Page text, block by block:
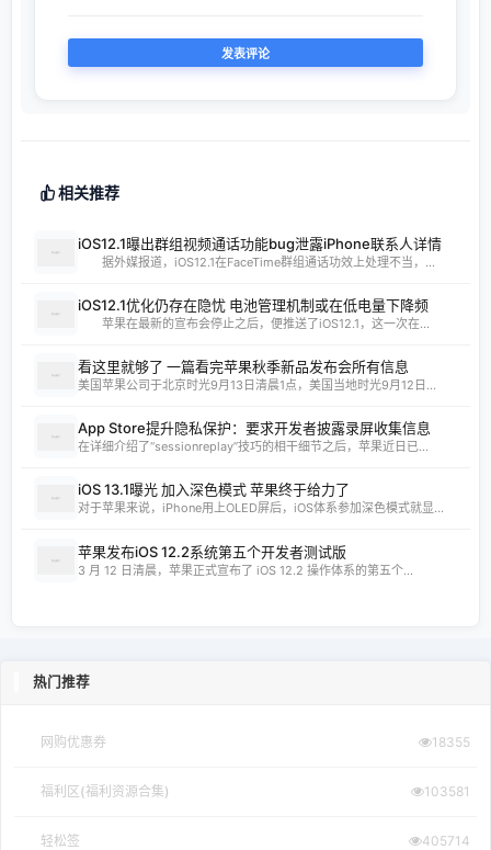
相关推荐
iOS12.1曝出群组视频通话功能bug泄露iPhone联系人详情
据外媒报道，iOS12.1在FaceTime群组通话功效上处理不当，...
iOS12.1优化仍存在隐忧 电池管理机制或在低电量下降频
苹果在最新的宣布会停止之后，便推送了iOS12.1，这一次在...
看这里就够了 一篇看完苹果秋季新品发布会所有信息
美国苹果公司于北京时光9月13日清晨1点，美国当地时光9月12日...
App Store提升隐私保护：要求开发者披露录屏收集信息
在详细介绍了“sessionreplay”技巧的相干细节之后，苹果近日已...
iOS 13.1曝光 加入深色模式 苹果终于给力了
对于苹果来说，iPhone用上OLED屏后，iOS体系参加深色模式就显...
苹果发布iOS 12.2系统第五个开发者测试版
3 月 12 日清晨，苹果正式宣布了 iOS 12.2 操作体系的第五个...
热门推荐
网购优惠券 18355
福利区(福利资源合集) 103581
轻松签 405714